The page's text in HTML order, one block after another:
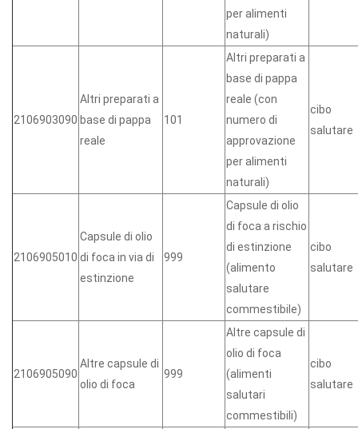
per alimenti
naturali)
2106903090
Altri preparati a
base di pappa
reale
101
Altri preparati a
base di pappa
reale (con
numero di
approvazione
per alimenti
naturali)
cibo
salutare
2106905010
Capsule di olio
di foca in via di
estinzione
999
Capsule di olio
di foca a rischio
di estinzione
(alimento
salutare
commestibile)
cibo
salutare
2106905090
Altre capsule di
olio di foca
999
Altre capsule di
olio di foca
(alimenti
salutari
commestibili)
cibo
salutare